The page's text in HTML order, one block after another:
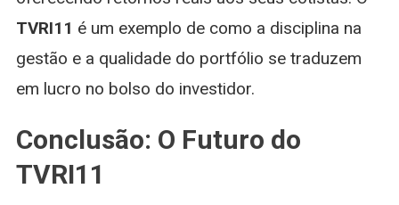
TVRI11 é um exemplo de como a disciplina na
gestão e a qualidade do portfólio se traduzem
em lucro no bolso do investidor.
Conclusão: O Futuro do
TVRI11